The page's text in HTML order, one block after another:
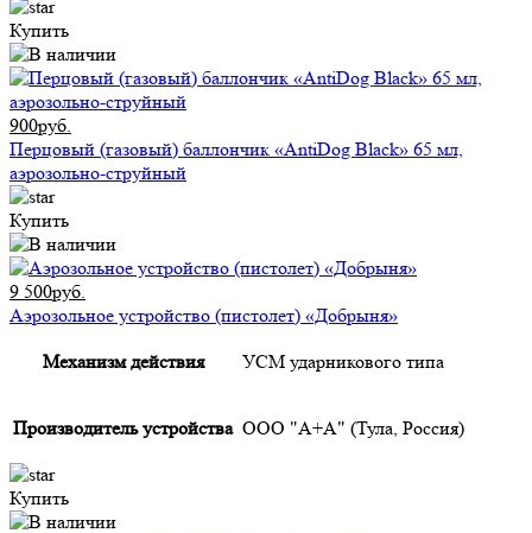
Купить
900руб.
Перцовый (газовый) баллончик «AntiDog Black» 65 мл,
аэрозольно-струйный
Купить
9 500руб.
Аэрозольное устройство (пистолет) «Добрыня»
Механизм действия УСМ ударникового типа
Производитель устройства ООО "А+А" (Тула, Россия)
Купить